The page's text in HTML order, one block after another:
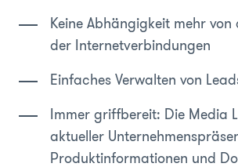
Keine Abhängigkeit mehr
der Internetverbindungen
Einfaches Verwalten von
Immer griffbereit: Die Media
aktueller
Produktinformationen und